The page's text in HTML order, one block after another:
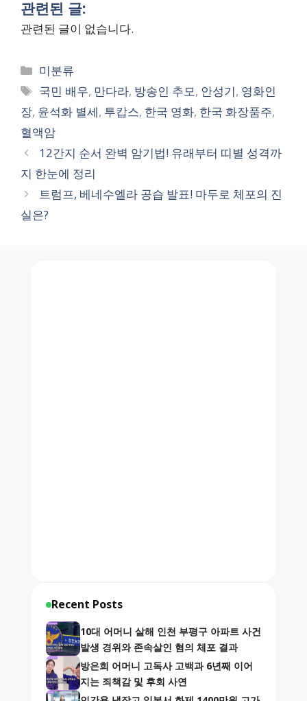
관련된 글:
관련된 글이 없습니다.
Categories
미분류
Tags
국민 배우, 만다라, 방송인 추모, 안성기, 영화인
장, 윤석화 별세, 투캅스, 한국 영화, 한국 화장품주,
혈액암
12간지 순서 완벽 암기법! 유래부터 띠별 성격까
지 한눈에 정리
트럼프, 베네수엘라 공습 발표! 마두로 체포의 진
실은?
Recent Posts
10대 어머니 살해 인천 부평구 아파트 사건
발생 경위와 존속살인 혐의 체포 결과
방은희 어머니 고독사 고백과 6년째 이어
지는 죄책감 및 후회 사연